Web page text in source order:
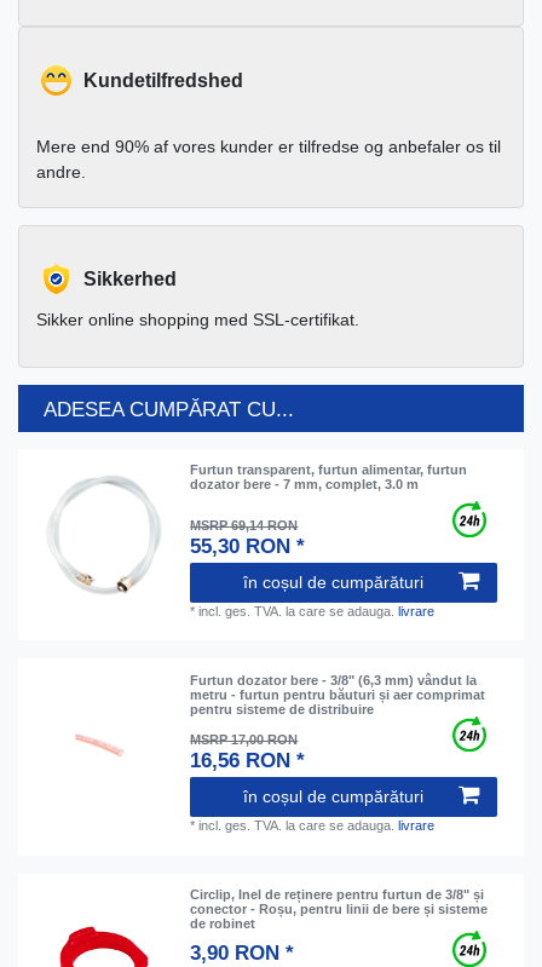
Kundetilfredshed
Mere end 90% af vores kunder er tilfredse og anbefaler os til
andre.
Sikkerhed
Sikker online shopping med SSL-certifikat.
ADESEA CUMPĂRAT CU...
Furtun transparent, furtun alimentar, furtun
dozator bere - 7 mm, complet, 3.0 m
MSRP 69,14 RON
55,30 RON *
în coșul de cumpărături
*incl. ges. TVA. la care se adauga.livrare
Furtun dozator bere - 3/8" (6,3 mm) vândut la
metru - furtun pentru băuturi și aer comprimat
pentru sisteme de distribuire
MSRP 17,00 RON
16,56 RON *
în coșul de cumpărături
*incl. ges. TVA. la care se adauga. livrare
Circlip, Inel de reținere pentru furtun de 3/8" și
conector - Roșu, pentru linii de bere și sisteme
de robinet
3,90 RON *